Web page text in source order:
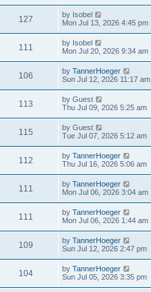
127 by Isobel
Mon Jul 13, 2026 4:45 pm
111 by Isobel
Mon Jul 20, 2026 9:34 am
106 by TannerHoeger
Sun Jul 12, 2026 11:17 am
113 by Guest
Thu Jul 09, 2026 5:25 am
115 by Guest
Tue Jul 07, 2026 5:12 am
112 by TannerHoeger
Thu Jul 16, 2026 5:06 am
111 by TannerHoeger
Mon Jul 06, 2026 3:04 am
111 by TannerHoeger
Mon Jul 06, 2026 1:44 am
109 by TannerHoeger
Sun Jul 12, 2026 2:47 pm
104 by TannerHoeger
Sun Jul 05, 2026 3:35 pm